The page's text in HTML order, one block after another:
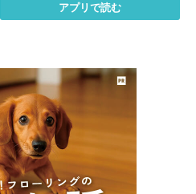
アプリで読む